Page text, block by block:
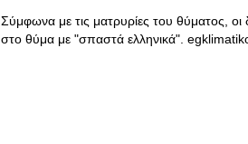
Σύμφωνα με τις ματρυρίες του θύματος,
στο θύμα με "σπαστά ελληνικά".